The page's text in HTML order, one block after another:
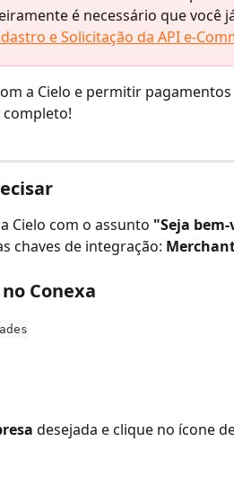
é necessário que você
e Solicitação da API e-
a Cielo e permitir
completo!
Cielo com o assunto "Seja
chaves de integração:
Conexa
desejada e clique no ícone